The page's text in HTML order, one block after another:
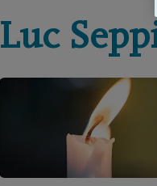
Luc